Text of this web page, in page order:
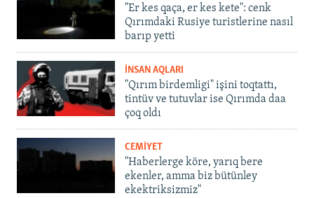
"Er kes qaça, er kes kete": cenk
Qırımdaki Rusiye turistlerine nasıl
barıp yetti
İNSAN AQLARI
"Qırım birdemligi" işini toqtattı,
tintüv ve tutuvlar ise Qırımda daa
çoq oldı
CEMİYET
"Haberlerge köre, yarıq bere
ekenler, amma biz bütünley
ekektriksizmiz"